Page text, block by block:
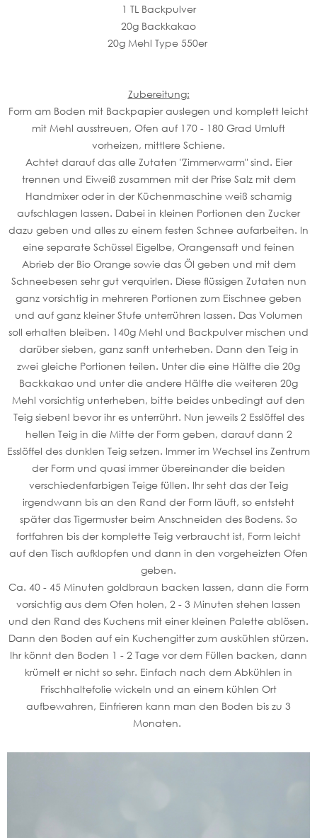
1 TL Backpulver
20g Backkakao
20g Mehl Type 550er
Zubereitung:
Form am Boden mit Backpapier auslegen und komplett leicht
mit Mehl ausstreuen, Ofen auf 170 - 180 Grad Umluft
vorheizen, mittlere Schiene.
Achtet darauf das alle Zutaten "Zimmerwarm" sind. Eier
trennen und Eiweiß zusammen mit der Prise Salz mit dem
Handmixer oder in der Küchenmaschine weiß schamig
aufschlagen lassen. Dabei in kleinen Portionen den Zucker
dazu geben und alles zu einem festen Schnee aufarbeiten. In
eine separate Schüssel Eigelbe, Orangensaft und feinen
Abrieb der Bio Orange sowie das Öl geben und mit dem
Schneebesen sehr gut verquirlen. Diese flüssigen Zutaten nun
ganz vorsichtig in mehreren Portionen zum Eischnee geben
und auf ganz kleiner Stufe unterrühren lassen. Das Volumen
soll erhalten bleiben. 140g Mehl und Backpulver mischen und
darüber sieben, ganz sanft unterheben. Dann den Teig in
zwei gleiche Portionen teilen. Unter die eine Hälfte die 20g
Backkakao und unter die andere Hälfte die weiteren 20g
Mehl vorsichtig unterheben, bitte beides unbedingt auf den
Teig sieben! bevor ihr es unterrührt. Nun jeweils 2 Esslöffel des
hellen Teig in die Mitte der Form geben, darauf dann 2
Esslöffel des dunklen Teig setzen. Immer im Wechsel ins Zentrum
der Form und quasi immer übereinander die beiden
verschiedenfarbigen Teige füllen. Ihr seht das der Teig
irgendwann bis an den Rand der Form läuft, so entsteht
später das Tigermuster beim Anschneiden des Bodens. So
fortfahren bis der komplette Teig verbraucht ist, Form leicht
auf den Tisch aufklopfen und dann in den vorgeheizten Ofen
geben.
Ca. 40 - 45 Minuten goldbraun backen lassen, dann die Form
vorsichtig aus dem Ofen holen, 2 - 3 Minuten stehen lassen
und den Rand des Kuchens mit einer kleinen Palette ablösen.
Dann den Boden auf ein Kuchengitter zum auskühlen stürzen.
Ihr könnt den Boden 1 - 2 Tage vor dem Füllen backen, dann
krümelt er nicht so sehr. Einfach nach dem Abkühlen in
Frischhaltefolie wickeln und an einem kühlen Ort
aufbewahren, Einfrieren kann man den Boden bis zu 3
Monaten.